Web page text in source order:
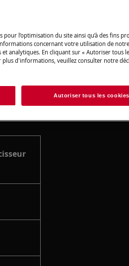
niveau de
Acheter des
l’optimisation du site ainsi qu’à des fins
concernant votre utilisation de
analytiques. En cliquant sur « Autoriser tous
plus d'informations, veuillez consulter notre
Autoriser tous les cookies